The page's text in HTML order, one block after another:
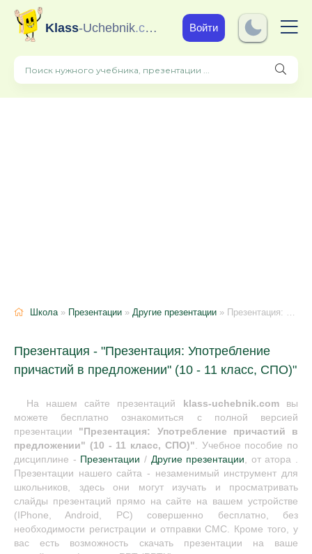
Klass-Uchebnik.com Войти
Школа» Презентации » Другие презентации » Презентация: Употребление причастий в предложении" (10 - 11 класс, СПО)
Презентация - "Презентация: Употребление
причастий в предложении" (10 - 11 класс, СПО)"
На нашем сайте презентаций klass-uchebnik.comвы
можете бесплатно ознакомиться с полной версией
презентации "Презентация: Употребление причастий в
предложении" (10 - 11 класс, СПО)". Учебное пособие по
дисциплине - Презентации / Другие презентации, от атора .
Презентации нашего сайта - незаменимый инструмент для
школьников, здесь они могут изучать и просматривать
слайды презентаций прямо на сайте на вашем устройстве
(IPhone, Android, PC) совершенно бесплатно, без
необходимости регистрации и отправки СМС. Кроме того, у
вас есть возможность скачать презентации на ваше